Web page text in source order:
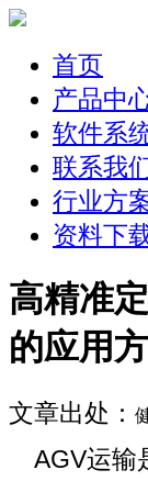
首页
产品中
软件系
联系我
行业方
资料下
高精准
的应用
文章出处：
AGV运输